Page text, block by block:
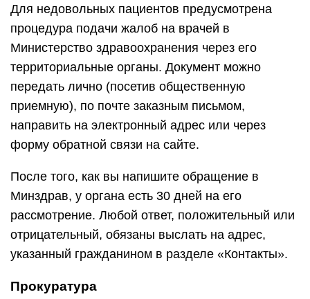
Для недовольных пациентов предусмотрена
процедура подачи жалоб на врачей в
Министерство здравоохранения через его
территориальные органы. Документ можно
передать лично (посетив общественную
приемную), по почте заказным письмом,
направить на электронный адрес или через
форму обратной связи на сайте.
После того, как вы напишите обращение в
Минздрав, у органа есть 30 дней на его
рассмотрение. Любой ответ, положительный или
отрицательный, обязаны выслать на адрес,
указанный гражданином в разделе «Контакты».
Прокуратура